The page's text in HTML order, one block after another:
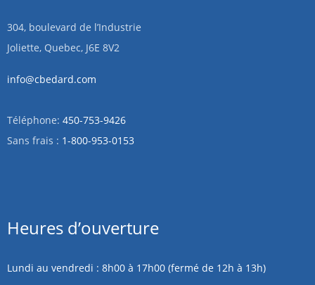
304, boulevard de l’Industrie
Joliette, Quebec, J6E 8V2
info@cbedard.com
Téléphone: 450-753-9426
Sans frais : 1-800-953-0153
Heures d’ouverture
Lundi au vendredi : 8h00 à 17h00 (fermé de 12h à 13h)